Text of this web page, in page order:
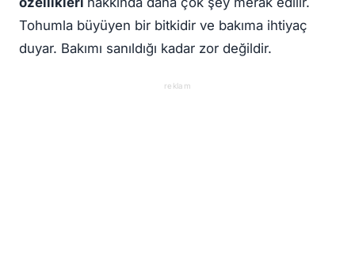
Tohumla büyüyen bir bitkidir ve bakıma ihtiyaç
duyar. Bakımı sanıldığı kadar zor değildir.
reklam